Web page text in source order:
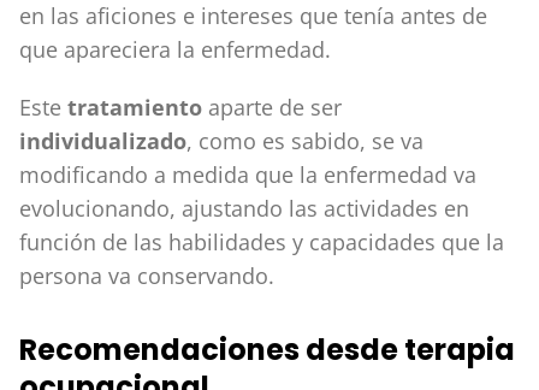
en las aficiones e intereses que tenía antes de
que apareciera la enfermedad.
Este tratamiento aparte de ser
individualizado, como es sabido, se va
modificando a medida que la enfermedad va
evolucionando, ajustando las actividades en
función de las habilidades y capacidades que la
persona va conservando.
Recomendaciones desde terapia